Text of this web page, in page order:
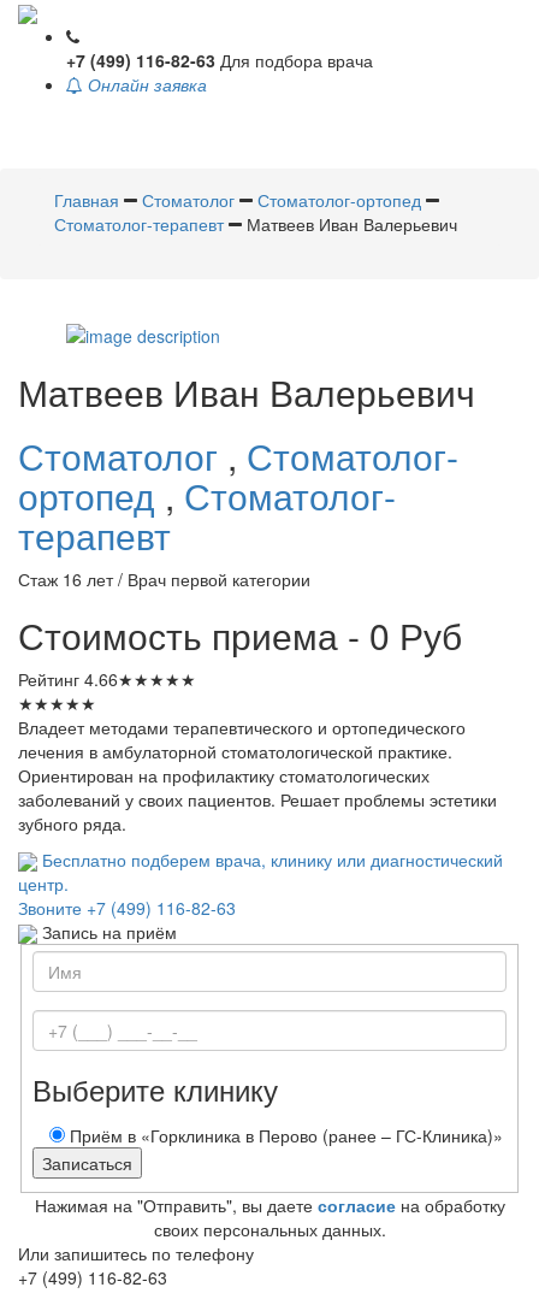
+7 (499) 116-82-63 Для подбора врача
Онлайн заявка
Главная
Стоматолог
Стоматолог-ортопед
Стоматолог-терапевт
Матвеев Иван Валерьевич
Матвеев Иван Валерьевич
Стоматолог , Стоматолог-
ортопед , Стоматолог-
терапевт
Стаж 16 лет / Врач первой категории
Стоимость приема - 0 Руб
Рейтинг 4.66★★★★★
★★★★★
Владеет методами терапевтического и ортопедического
лечения в амбулаторной стоматологической практике.
Ориентирован на профилактику стоматологических
заболеваний у своих пациентов. Решает проблемы эстетики
зубного ряда.
Бесплатно подберем врача, клинику или диагностический
центр.
Звоните +7 (499) 116-82-63
Запись на приём
Выберите клинику
Приём в «Горклиника в Перово (ранее – ГС-Клиника)»
Нажимая на "Отправить", вы даете согласиена обработку
своих персональных данных.
Или запишитесь по телефону
+7 (499) 116-82-63